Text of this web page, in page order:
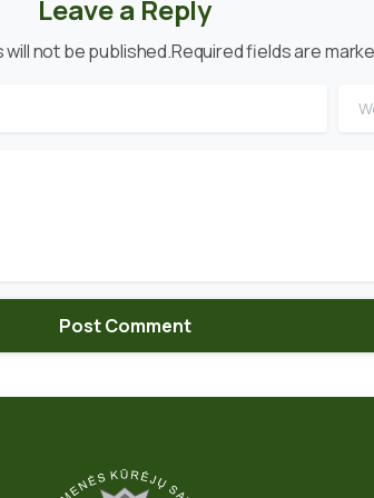
Leave a Reply
will not be published.Required fields are